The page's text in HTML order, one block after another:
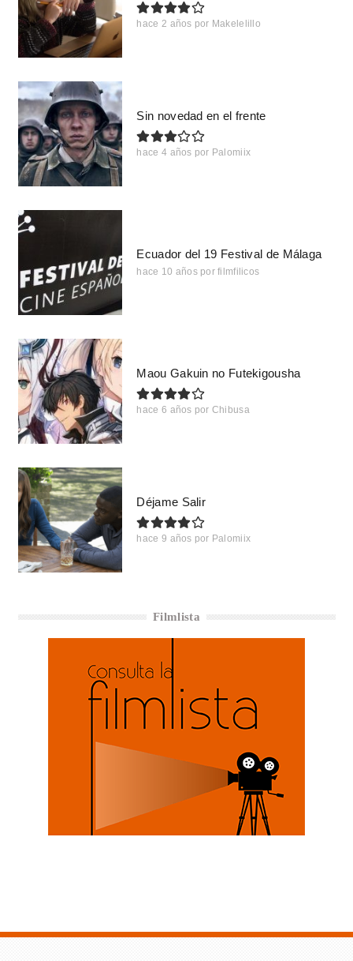
hace 2 años por Makelelillo
Sin novedad en el frente
hace 4 años por Palomiix
Ecuador del 19 Festival de Málaga
hace 10 años por filmfilicos
Maou Gakuin no Futekigousha
hace 6 años por Chibusa
Déjame Salir
hace 9 años por Palomiix
Filmlista